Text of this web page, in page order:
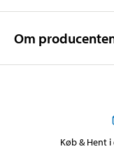
Om
Køb & Hent